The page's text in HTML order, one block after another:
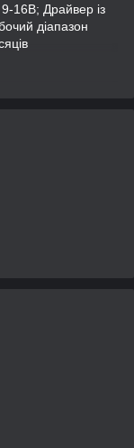
9-16В; Драйвер із
діапазон